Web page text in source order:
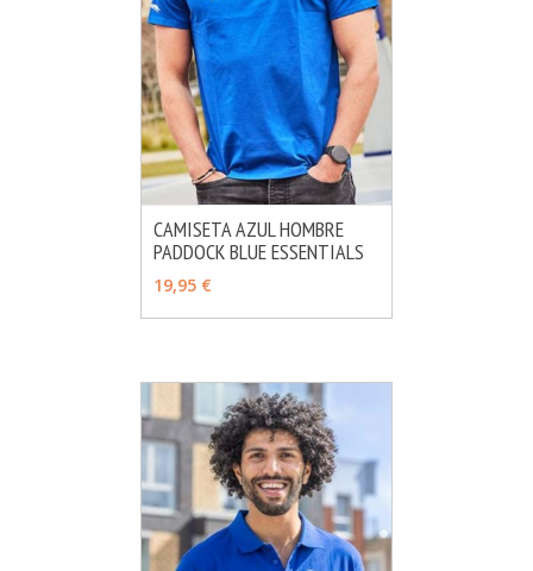
AÑADIR MÁS INFO
CAMISETA AZUL HOMBRE
PADDOCK BLUE ESSENTIALS
19,95 €